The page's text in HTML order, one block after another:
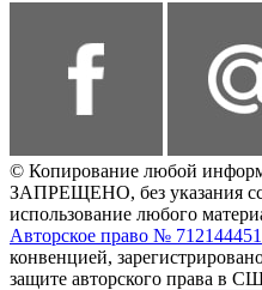
© Копирование любой
ЗАПРЕЩЕНО, без указания
использование любого
Авторское право № 712144451
конвенцией,
защите авторского права в